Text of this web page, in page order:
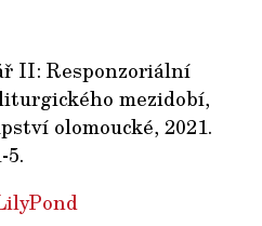
II: Responzoriální
mezidobí,
olomoucké, 2021.
5.